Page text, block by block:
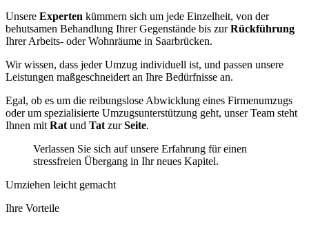
Unsere Experten kümmern sich um jede Einzelheit, von der
behutsamen Behandlung Ihrer Gegenstände bis zurRückführung
Ihrer Arbeits- oder Wohnräume in Saarbrücken.
Wir wissen, dass jeder Umzug individuell ist, und passen unsere
Leistungen maßgeschneidert an Ihre Bedürfnisse an.
Egal, ob es um die reibungslose Abwicklung eines Firmenumzugs
oder um spezialisierte Umzugsunterstützung geht, unser Team steht
Ihnen mit Rat und Tat zurSeite.
Verlassen Sie sich auf unsere Erfahrung für einen
stressfreien Übergang in Ihr neues Kapitel.
Umziehen leicht gemacht
Ihre Vorteile